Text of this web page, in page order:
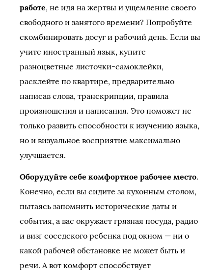
работе, не идя на жертвы и ущемление своего
свободного и занятого времени? Попробуйте
скомбинировать досуг и рабочий день. Если вы
учите иностранный язык, купите
разноцветные листочки-самоклейки,
расклейте по квартире, предварительно
написав слова, транскрипции, правила
произношения и написания. Это поможет не
только развить способности к изучению языка,
но и визуальное восприятие максимально
улучшается.
Оборудуйте себе комфортное рабочее место.
Конечно, если вы сидите за кухонным столом,
пытаясь запомнить исторические даты и
события, а вас окружает грязная посуда, радио
и визг соседского ребенка под окном — ни о
какой рабочей обстановке не может быть и
речи. А вот комфорт способствует